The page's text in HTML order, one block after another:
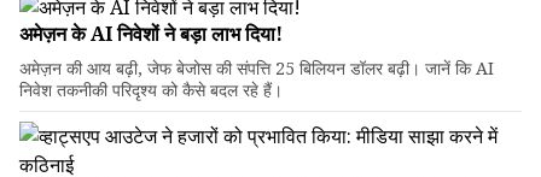
अमेज़न के AI निवेशों ने बड़ा लाभ दिया!
अमेज़न की आय बढ़ी, जेफ बेजोस की संपत्ति 25 बिलियन डॉलर बढ़ी। जानें कि AI
निवेश तकनीकी परिदृश्य को कैसे बदल रहे हैं।